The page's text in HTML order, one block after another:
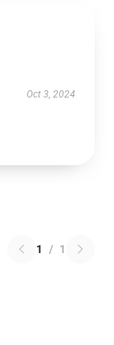
Oct 3, 2024
1 / 1